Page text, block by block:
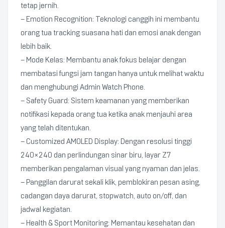
tetap jernih.
– Emotion Recognition: Teknologi canggih ini membantu
orang tua tracking suasana hati dan emosi anak dengan
lebih baik.
– Mode Kelas: Membantu anak fokus belajar dengan
membatasi fungsi jam tangan hanya untuk melihat waktu
dan menghubungi Admin Watch Phone.
– Safety Guard: Sistem keamanan yang memberikan
notifikasi kepada orang tua ketika anak menjauhi area
yang telah ditentukan.
– Customized AMOLED Display: Dengan resolusi tinggi
240×240 dan perlindungan sinar biru, layar Z7
memberikan pengalaman visual yang nyaman dan jelas.
– Panggilan darurat sekali klik, pemblokiran pesan asing,
cadangan daya darurat, stopwatch, auto on/off, dan
jadwal kegiatan.
– Health & Sport Monitoring: Memantau kesehatan dan